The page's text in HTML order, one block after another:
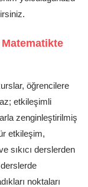
öğrencilere
etkileşimli
zenginleştirilmiş
etkileşim,
sıkıcı derslerden
derslerde
noktaları